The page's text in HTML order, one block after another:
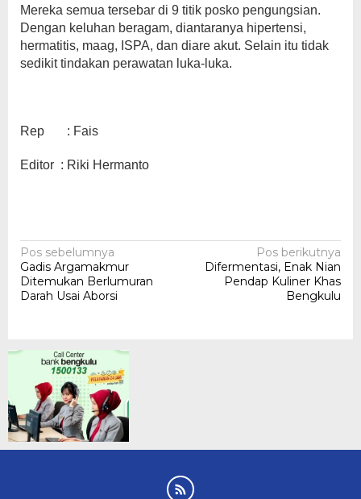
Mereka semua tersebar di 9 titik posko pengungsian.
Dengan keluhan beragam, diantaranya hipertensi,
hermatitis, maag, ISPA, dan diare akut. Selain itu tidak
sedikit tindakan perawatan luka-luka.
Rep : Fais
Editor : Riki Hermanto
Navigasi
pos
Pos sebelumnya
Gadis Argamakmur
Ditemukan Berlumuran
Darah Usai Aborsi
Pos berikutnya
Difermentasi, Enak Nian
Pendap Kuliner Khas
Bengkulu